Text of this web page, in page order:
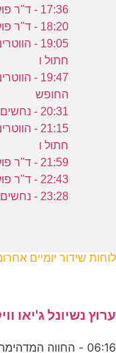
17:36 - ד''ר פול 8 - 12. מגפה על שני הסוסים
18:20 - ד''ר פול 6 - 5. עיזים
חתול ו
החופש
20:31 - נחשים: אסטרטגיות תקיפה
חתול ו
21:59 - ד''ר פול 8 - 12. מגפה על שני הסוסים
22:43 - ד''ר פול 6 - 5. עיזים
23:28 - נחשים בעיר 6 - 6. אימה בבניין
לוחות שידור יומיים
ערוץ נשיונל ג'יאו ווילד 13-12-